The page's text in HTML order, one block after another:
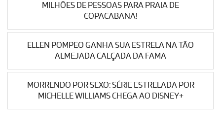
MILHÕES DE PESSOAS PARA PRAIA DE
COPACABANA!
ELLEN POMPEO GANHA SUA ESTRELA NA TÃO
ALMEJADA CALÇADA DA FAMA
MORRENDO POR SEXO: SÉRIE ESTRELADA POR
MICHELLE WILLIAMS CHEGA AO DISNEY+